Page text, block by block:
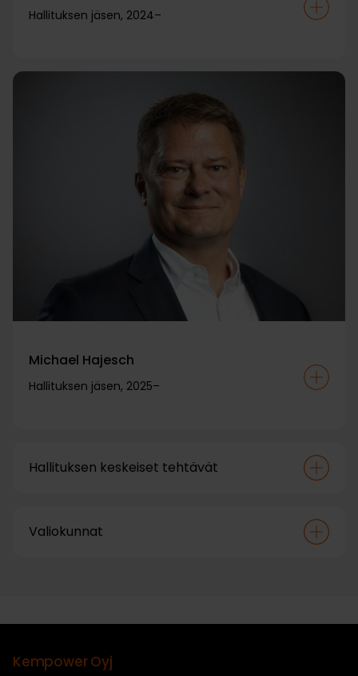
Hallituksen jäsen, 2024–
Michael Hajesch
Hallituksen jäsen, 2025–
Hallituksen keskeiset tehtävät
Valiokunnat
Kempower Oyj